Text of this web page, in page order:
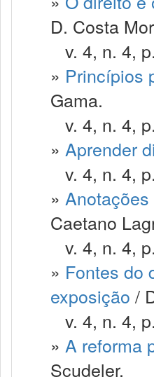
D. Costa
v. 4, n. 4,
» Princípios
Gama.
v. 4, n. 4,
» Aprender
v. 4, n. 4,
»
Caetano
v. 4, n. 4,
» Fontes do
exposição /
v. 4, n. 4,
» A reforma
Scudeler.